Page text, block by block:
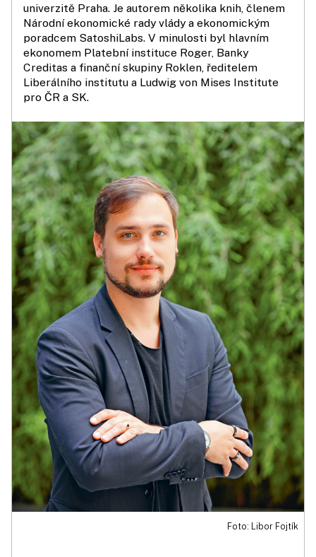
univerzitě Praha. Je autorem několika knih, členem
Národní ekonomické rady vlády a ekonomickým
poradcem SatoshiLabs. V minulosti byl hlavním
ekonomem Platební instituce Roger, Banky
Creditas a finanční skupiny Roklen, ředitelem
Liberálního institutu a Ludwig von Mises Institute
pro ČR a SK.
Foto: Libor Fojtík